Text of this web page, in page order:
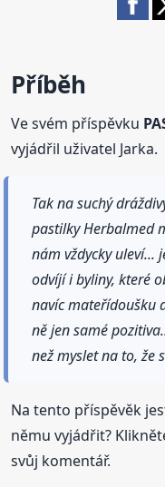
Příběh
Ve svém příspěvku
vyjádřil uživatel Jarka.
Tak na suchý
pastilky Herbalmed
nám vždycky uleví...
odvíjí i byliny, které
navíc mateřídoušku
ně jen samé
než myslet na to, že
Na tento příspěvěk
němu vyjádřit?
svůj komentář.